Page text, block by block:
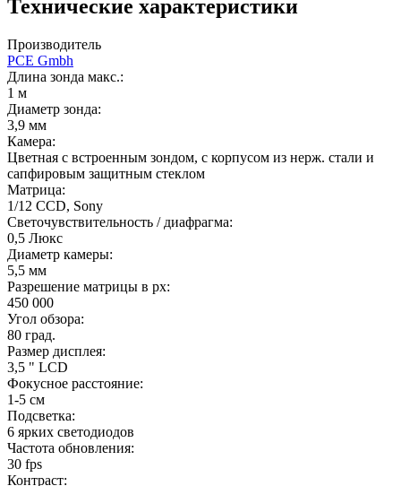
Технические характеристики
Производитель
PCE Gmbh
Длина зонда макс.:
1 м
Диаметр зонда:
3,9 мм
Камера:
Цветная с встроенным зондом, с корпусом из нерж. стали и
сапфировым защитным стеклом
Матрица:
1/12 CCD, Sony
Светочувствительность / диафрагма:
0,5 Люкс
Диаметр камеры:
5,5 мм
Разрешение матрицы в px:
450 000
Угол обзора:
80 град.
Размер дисплея:
3,5 " LCD
Фокусное расстояние:
1-5 см
Подсветка:
6 ярких светодиодов
Частота обновления:
30 fps
Контраст: